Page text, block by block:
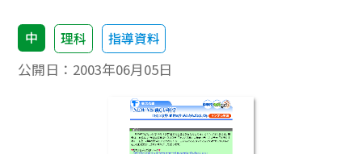
中 理科 指導資料
公開日： 2003年06月05日